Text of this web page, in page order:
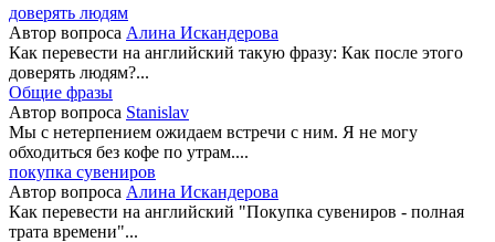
доверять людям
Автор вопроса Алина Искандерова
Как перевести на английский такую фразу: Как после этого
доверять людям?...
Общие фразы
Автор вопроса Stanislav
Мы с нетерпением ожидаем встречи с ним. Я не могу
обходиться без кофе по утрам....
покупка сувениров
Автор вопроса Алина Искандерова
Как перевести на английский "Покупка сувениров - полная
трата времени"...